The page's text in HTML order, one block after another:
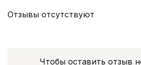
Отзывы отсутствуют
Чтобы оставить отзыв